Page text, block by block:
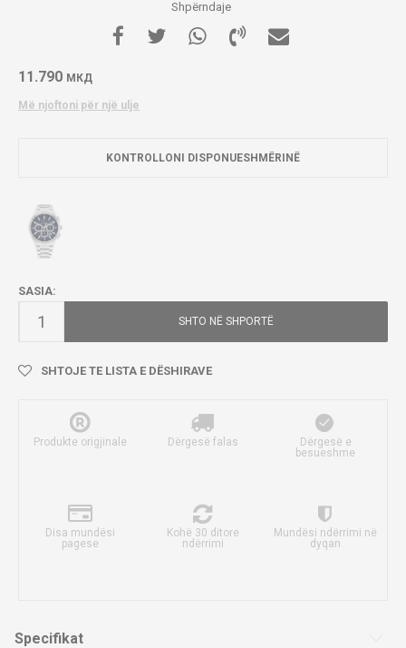
Shpërndaje
11.790 МКД
Më njoftoni për një ulje
KONTROLLONI DISPONUESHMËRINË
SASIA:
SHTO NË SHPORTË
SHTOJE TE LISTA E DËSHIRAVE
Produkte origjinale Dërgesë falas
Dërgesë e
besueshme
Disa mundësi
pagese
Kohë 30 ditore
ndërrimi
Mundësi ndërrimi në
dyqan
Specifikat